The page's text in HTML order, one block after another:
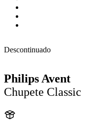
Descontinuado
Philips Avent
Chupete Classic